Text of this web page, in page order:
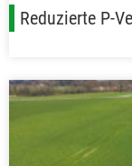
Reduzierte P-